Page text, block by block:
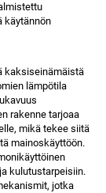
käytännön
kaksiseinämäistä
lämpötila
rakenne tarjoaa
mikä tekee siitä
mainoskäyttöön.
kulutustarpeisiin.
jotka